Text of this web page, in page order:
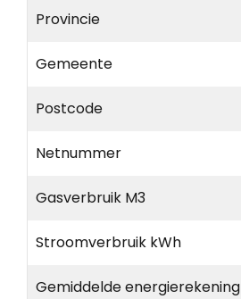
Provincie
Gemeente
Postcode
Netnummer
Gasverbruik M3
Stroomverbruik kWh
Gemiddelde energierekening